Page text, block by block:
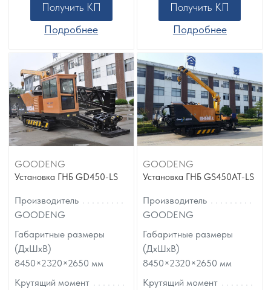
Получить КП
Подробнее
Получить КП
Подробнее
GOODENG
Установка ГНБ GD450-LS
Производитель
GOODENG
Габаритные размеры
(ДхШхВ)
8450×2320×2650 мм
Крутящий момент
GOODENG
Установка ГНБ GS450AT-LS
Производитель
GOODENG
Габаритные размеры
(ДхШхВ)
8450×2320×2650мм
Крутящий момент